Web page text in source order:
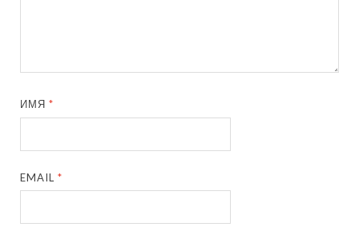
ИМЯ*
EMAIL*